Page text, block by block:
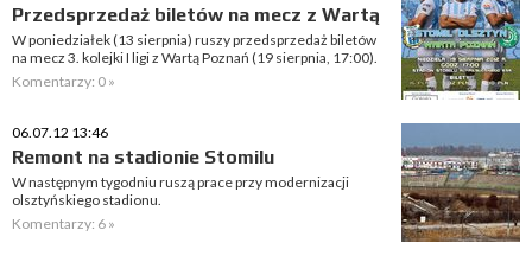
Przedsprzedaż biletów na mecz z Wartą
W poniedziałek (13 sierpnia) ruszy przedsprzedaż biletów
na mecz 3. kolejki I ligi z Wartą Poznań (19 sierpnia, 17:00).
Komentarzy: 0 »
06.07.12 13:46
Remont na stadionie Stomilu
W następnym tygodniu ruszą prace przy modernizacji
olsztyńskiego stadionu.
Komentarzy: 6 »